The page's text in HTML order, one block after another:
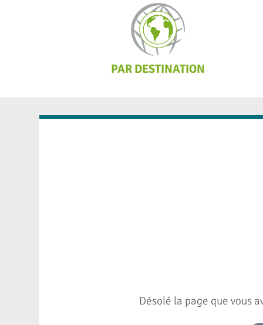
PAR DESTINATION
Désolé la page que vous